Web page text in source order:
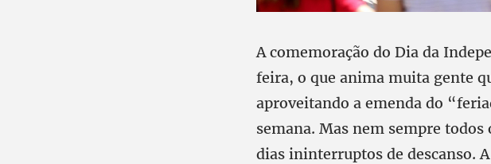
A comemoração do Dia da
feira, o que anima muita gente
aproveitando a emenda do
semana. Mas nem sempre
dias ininterruptos de descanso.